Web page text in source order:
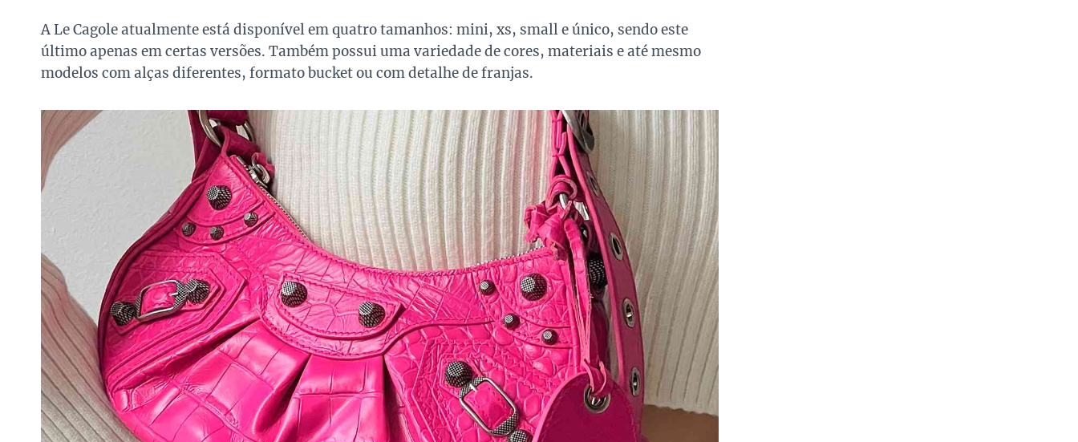
A Le Cagole atualmente está disponível em quatro tamanhos: mini, xs, small e único, sendo este
último apenas em certas versões. Também possui uma variedade de cores, materiais e até mesmo
modelos com alças diferentes, formato bucket ou com detalhe de franjas.